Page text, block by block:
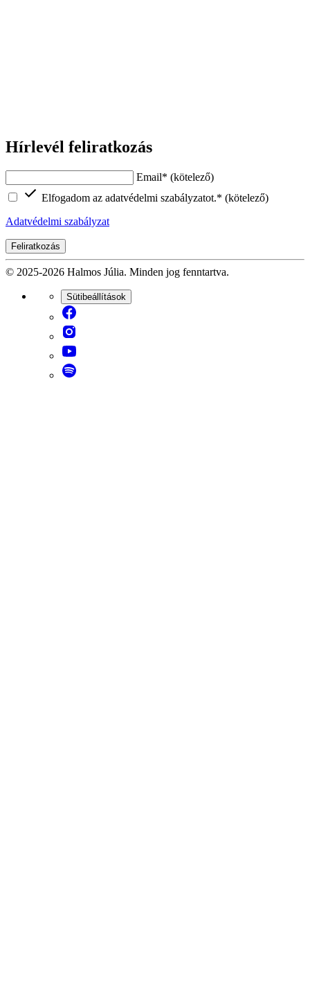
Hírlevél feliratkozás
Email* (kötelező)
Elfogadom az adatvédelmi szabályzatot.* (kötelező)
Adatvédelmi szabályzat
Feliratkozás
© 2025-2026 Halmos Júlia. Minden jog fenntartva.
Sütibeállítások